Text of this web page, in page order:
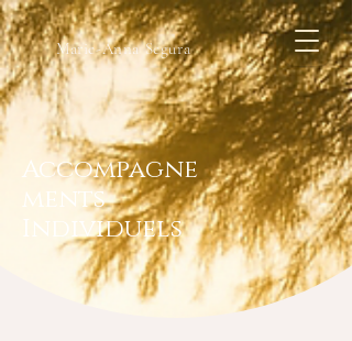
Marie-Anna Segura
Accompagne
ments
Individuels